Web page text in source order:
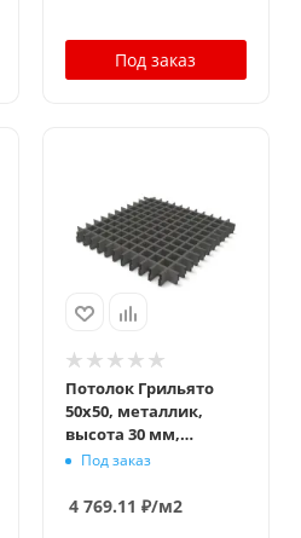
Под заказ
Потолок Грильято
50x50, металлик,
высота 30 мм,
ширина 5 мм
Под заказ
4 769.11 ₽/м2